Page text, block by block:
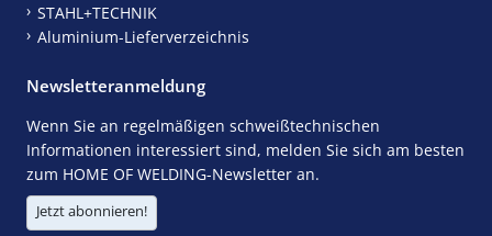
STAHL+TECHNIK
Aluminium-Lieferverzeichnis
Newsletteranmeldung
Wenn Sie an regelmäßigen schweißtechnischen
Informationen interessiert sind, melden Sie sich am besten
zum HOME OF WELDING-Newsletter an.
Jetzt abonnieren!